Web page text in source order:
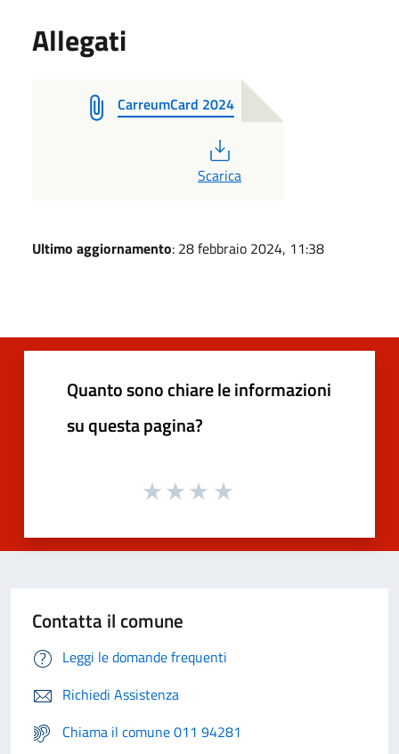
Allegati
CarreumCard 2024
Scarica
Ultimo aggiornamento: 28 febbraio 2024, 11:38
Quanto sono chiare le informazioni
su questa pagina?
Contatta il comune
Leggi le domande frequenti
Richiedi Assistenza
Chiama il comune 011 94281